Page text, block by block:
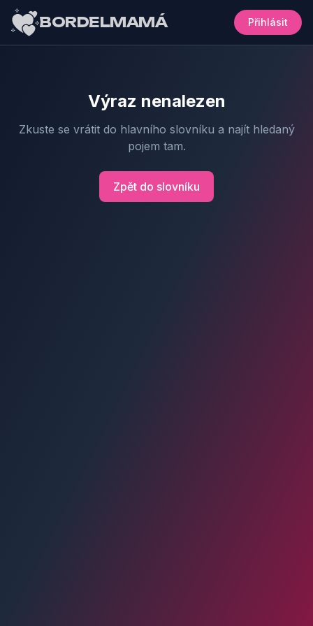
BORDELMAMÁ Přihlásit
Výraz nenalezen
Zkuste se vrátit do hlavního slovníku a najít hledaný
pojem tam.
Zpět do slovníku